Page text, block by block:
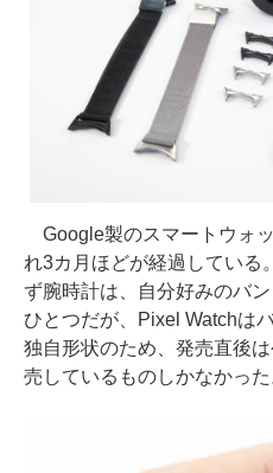
Google製のスマートウォ
れ3カ月ほどが経過している
ず腕時計は、自分好みのバ
ひとつだが、Pixel Watchは
独自形状のため、発売直後
売しているものしかなかった